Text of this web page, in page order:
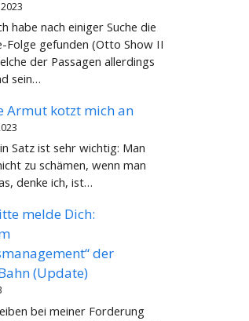
habe nach einiger Suche die
Folge gefunden (Otto Show II
der Passagen allerdings
sein…
Armut kotzt mich an
Satz ist sehr wichtig: Man
zu schämen, wenn man
denke ich, ist…
melde Dich:
der
(Update)
bei meiner Forderung